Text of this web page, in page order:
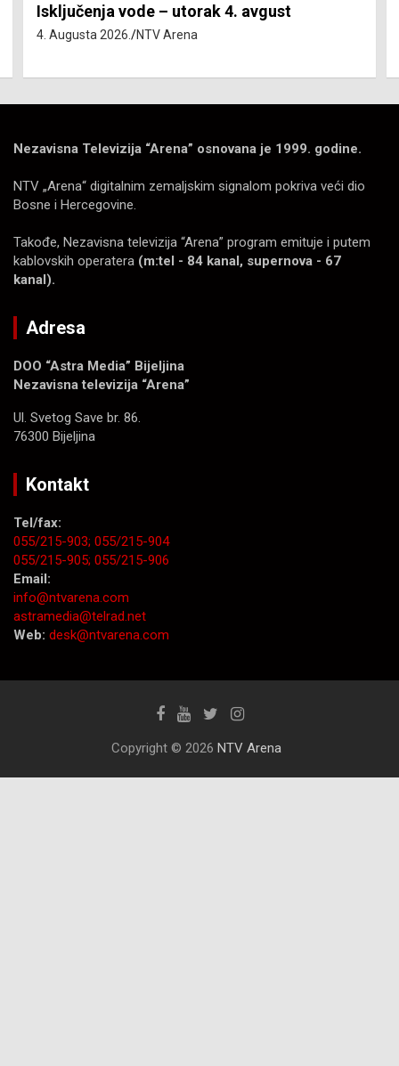
Isključenja vode – utorak 4. avgust
4. Augusta 2026. NTV Arena
Nezavisna Televizija “Arena” osnovana je 1999. godine.
NTV „Arena“ digitalnim zemaljskim signalom pokriva veći dio
Bosne i Hercegovine.
Takođe, Nezavisna televizija “Arena” program emituje i putem
kablovskih operatera (m:tel - 84 kanal, supernova - 67
kanal).
Adresa
DOO “Astra Media” Bijeljina
Nezavisna televizija “Arena”
Ul. Svetog Save br. 86.
76300 Bijeljina
Kontakt
Tel/fax:
055/215-903; 055/215-904
055/215-905; 055/215-906
Email:
info@ntvarena.com
astramedia@telrad.net
Web: desk@ntvarena.com
Copyright © 2026 NTV Arena